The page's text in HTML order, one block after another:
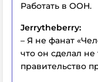
Работать в ООН.
Jerrytheberry:
– Я не фанат
что он сделал
правительство